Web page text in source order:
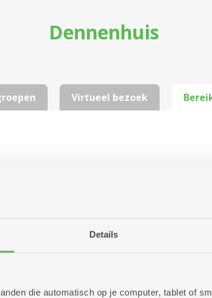
Details
die automatisch op je computer, tablet of
Dennenhuis
Virtueel bezoek
afstappen aan halte
afstappen aan halte 'Kalmthoutsesteenweg'